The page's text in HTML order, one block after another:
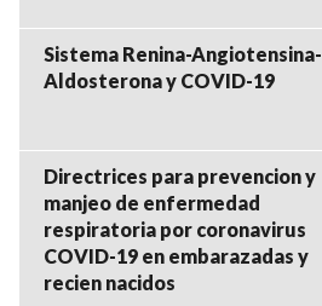
Sistema Renina-Angiotensina-
Aldosterona y COVID-19
Directrices para prevencion y
manjeo de enfermedad
respiratoria por coronavirus
COVID-19 en embarazadas y
recien nacidos